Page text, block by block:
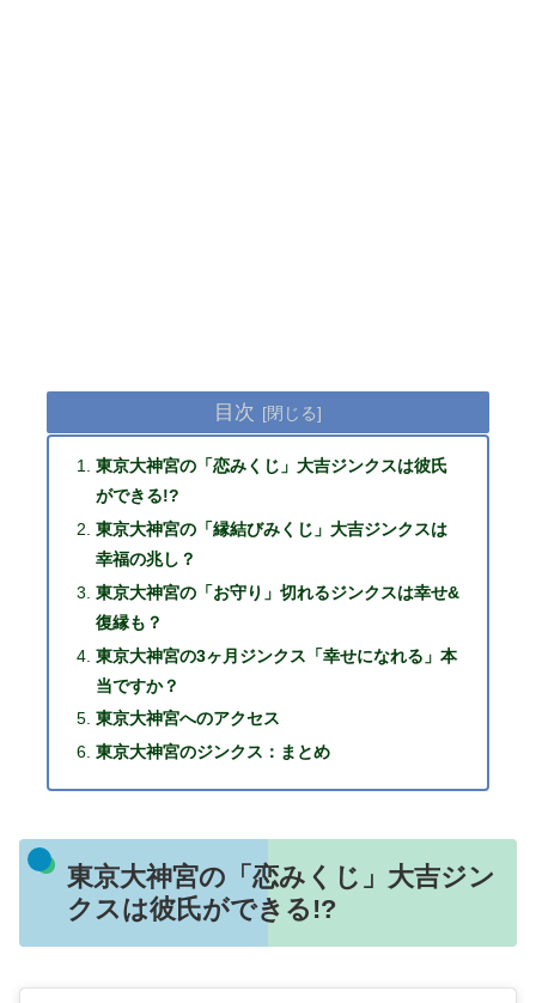
目次
東京大神宮の「恋みくじ」大吉ジンクスは彼氏
ができる!?
東京大神宮の「縁結びみくじ」大吉ジンクスは
幸福の兆し？
東京大神宮の「お守り」切れるジンクスは幸せ&
復縁も？
東京大神宮の3ヶ月ジンクス「幸せになれる」本
当ですか？
東京大神宮へのアクセス
東京大神宮のジンクス：まとめ
東京大神宮の「恋みくじ」大吉ジン
クスは彼氏ができる!?